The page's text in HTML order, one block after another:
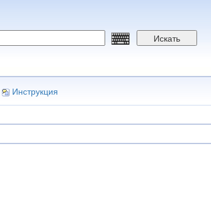
Искать
Инструкция